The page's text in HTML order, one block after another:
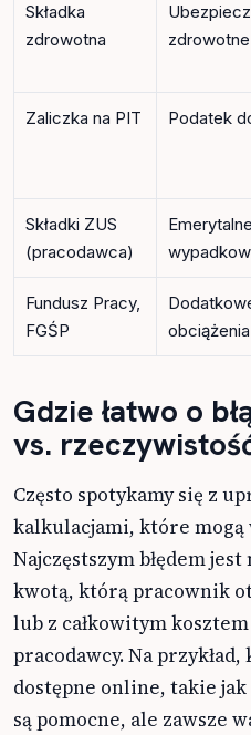
Składka
zdrowotna
Zaliczka na PIT Podatek
Składki ZUS
(pracodawca)
Fundusz Pracy,
FGŚP
Gdzie łatwo o
vs.
Często spotykamy się z
kalkulacjami, które mogą
Najczęstszym błędem
kwotą, którą pracownik
lub z całkowitym
pracodawcy. Na
dostępne online, takie
są pomocne, ale zawsze